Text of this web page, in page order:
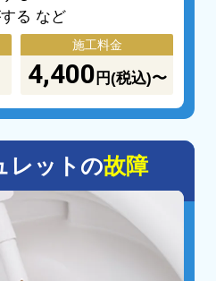
る など
施工料金
4,400 円(税込)〜
レットの故障